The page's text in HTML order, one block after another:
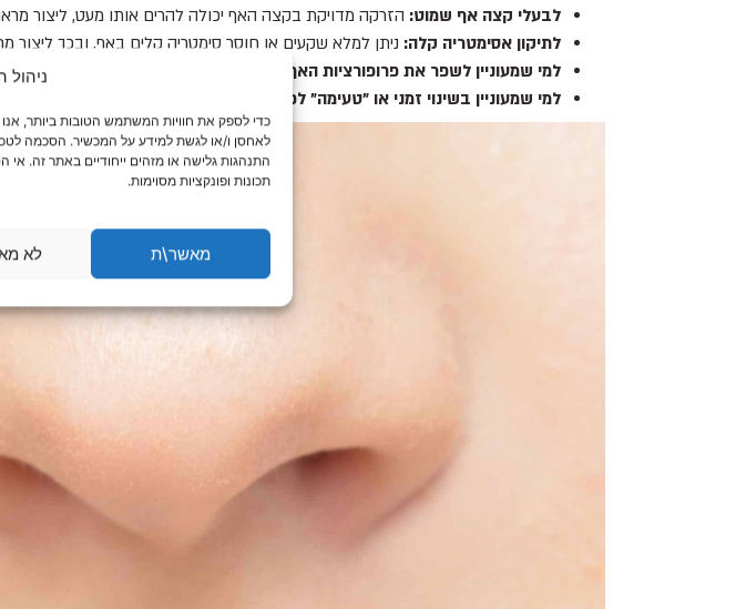
לאחסן ו/או לגשת למידע על המכשיר. הסכמה
התנהגות גלישה או מזהים ייחודיים באתר זה.
תכונות ופונקציות מסוימות.
מאשר\ת לא
לבעלי קצה אף שמוט: הזרקה מדויקת בקצה האף יכולה להרים אותו מעט, ליצור
לתיקון אסימטריה קלה: ניתן למלא שקעים או חוסר סימטריה קלים באף, ובכך ליצור
למי שמעוניין לשפר את פרופורציות האף:
במקרים מסוימים, ניתן להוסיף נפח קטן
למי שמעוניין בשינוי זמני או "טעימה" לפני ניתוח:
מכיוון שהתוצאות אינן